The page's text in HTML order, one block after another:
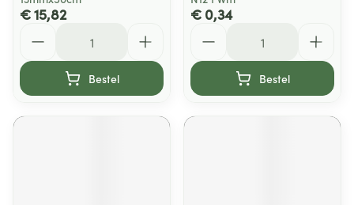
€ 15,82
Bestel
€ 0,34
Bestel